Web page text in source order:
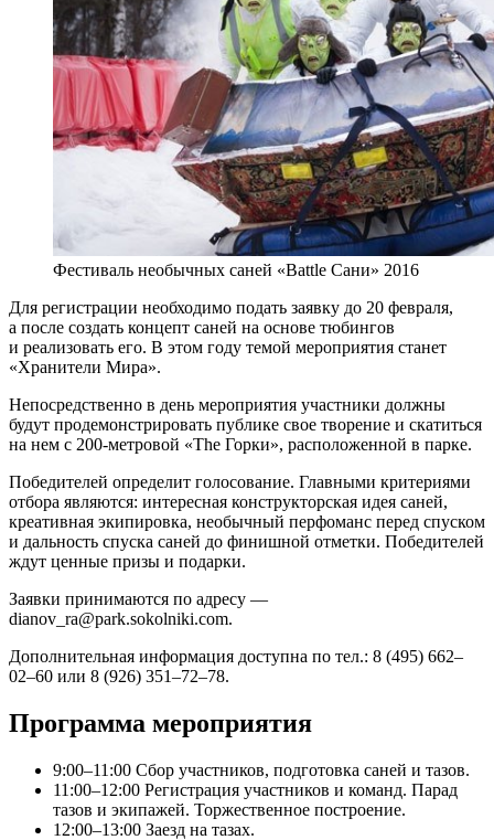
Фестиваль необычных саней «Battle Сани» 2016
Для регистрации необходимо подать заявку до 20 февраля,
а после создать концепт саней на основе тюбингов
и реализовать его. В этом году темой мероприятия станет
«Хранители Мира».
Непосредственно в день мероприятия участники должны
будут продемонстрировать публике свое творение и скатиться
на нем с 200-метровой «The Горки», расположенной в парке.
Победителей определит голосование. Главными критериями
отбора являются: интересная конструкторская идея саней,
креативная экипировка, необычный перфоманс перед спуском
и дальность спуска саней до финишной отметки. Победителей
ждут ценные призы и подарки.
Заявки принимаются по адресу —
dianov_ra@park.sokolniki.com.
Дополнительная информация доступна по тел.: 8 (495) 662–
02–60 или 8 (926) 351–72–78.
Программа мероприятия
9:00–11:00 Сбор участников, подготовка саней и тазов.
11:00–12:00 Регистрация участников и команд. Парад
тазов и экипажей. Торжественное построение.
12:00–13:00 Заезд на тазах.